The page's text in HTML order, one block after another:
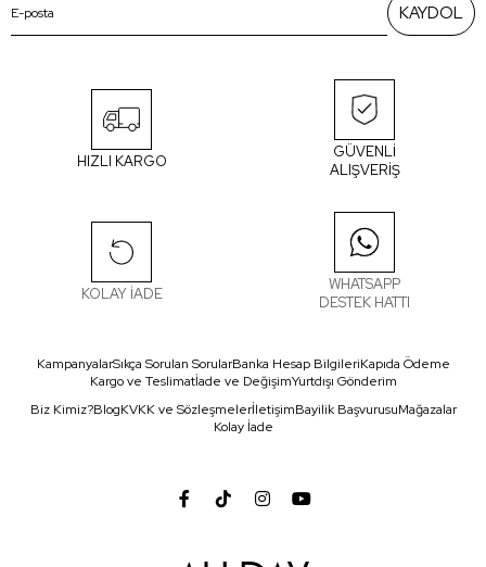
KAYDOL
HIZLI KARGO
GÜVENLİ
ALIŞVERİŞ
KOLAY İADE
WHATSAPP
DESTEK HATTI
KampanyalarSıkça Sorulan SorularBanka Hesap BilgileriKapıda Ödeme
Kargo ve Teslimatİade ve DeğişimYurtdışı Gönderim
Biz Kimiz?BlogKVKK ve SözleşmelerİletişimBayilik BaşvurusuMağazalar
Kolay İade